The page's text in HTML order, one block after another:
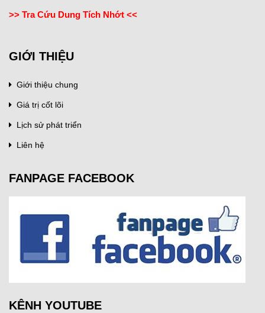
>> Tra Cứu Dung Tích Nhớt <<
GIỚI THIỆU
Giới thiệu chung
Giá trị cốt lõi
Lịch sử phát triển
Liên hệ
FANPAGE FACEBOOK
KÊNH YOUTUBE